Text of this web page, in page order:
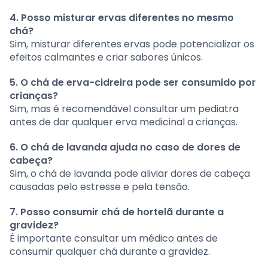
4. Posso misturar ervas diferentes no mesmo
chá?
Sim, misturar diferentes ervas pode potencializar os
efeitos calmantes e criar sabores únicos.
5. O chá de erva-cidreira pode ser consumido por
crianças?
Sim, mas é recomendável consultar um pediatra
antes de dar qualquer erva medicinal a crianças.
6. O chá de lavanda ajuda no caso de dores de
cabeça?
Sim, o chá de lavanda pode aliviar dores de cabeça
causadas pelo estresse e pela tensão.
7. Posso consumir chá de hortelã durante a
gravidez?
É importante consultar um médico antes de
consumir qualquer chá durante a gravidez.